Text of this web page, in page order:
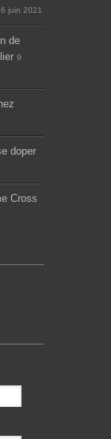
juin 2021
de
9
doper
Cross